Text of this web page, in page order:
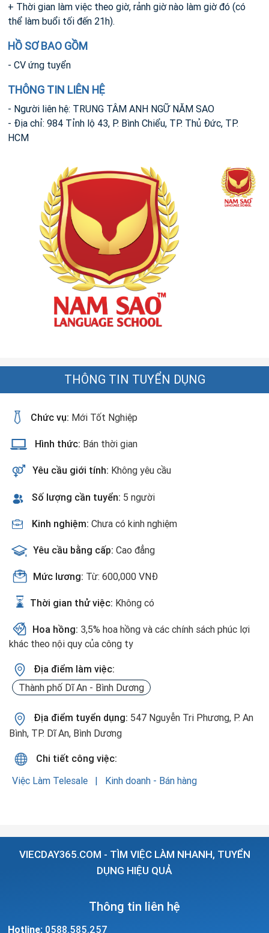
+ Thời gian làm việc theo giờ, rảnh giờ nào làm giờ đó (có
thể làm buổi tối đến 21h).
HỒ SƠ BAO GỒM
- CV ứng tuyển
THÔNG TIN LIÊN HỆ
- Người liên hệ: TRUNG TÂM ANH NGỮ NĂM SAO
- Địa chỉ: 984 Tỉnh lộ 43, P. Bình Chiểu, TP. Thủ Đức, TP.
HCM
THÔNG TIN TUYỂN DỤNG
Chức vụ: Mới Tốt Nghiệp
Hình thức: Bán thời gian
Yêu cầu giới tính: Không yêu cầu
Số lượng cần tuyển: 5 người
Kinh nghiệm: Chưa có kinh nghiệm
Yêu cầu bằng cấp: Cao đẳng
Mức lương: Từ: 600,000 VNĐ
Thời gian thử việc: Không có
Hoa hồng: 3,5% hoa hồng và các chính sách phúc lợi
khác theo nội quy của công ty
Địa điểm làm việc:
Thành phố Dĩ An - Bình Dương
Địa điểm tuyển dụng: 547 Nguyễn Tri Phương, P. An
Bình, TP. Dĩ An, Bình Dương
Chi tiết công việc:
Việc Làm Telesale
Kinh doanh - Bán hàng
VIECDAY365.COM - TÌM VIỆC LÀM NHANH, TUYỂN
DỤNG HIỆU QUẢ
Thông tin liên hệ
Hotline: 0588.585.257